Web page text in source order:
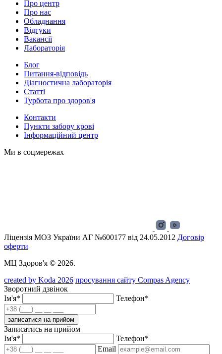
Про центр
Про нас
Обладнання
Відгуки
Вакансії
Лабораторія
Блог
Питання-відповідь
Діагностична лабораторія
Статті
Турбота про здоров'я
Контакти
Пункти забору крові
Інформаційний центр
Ми в соцмережах
Ліцензія МОЗ України АГ №600177 від 24.05.2012 Договір
оферти
МЦ Здоров'я © 2026.
created by Koda 2026 просування сайту Compas Agency
Зворотний дзвінок
Ім'я*
Телефон*
записатися на прийом
Записатись на прийом
Ім'я*
Телефон*
Email